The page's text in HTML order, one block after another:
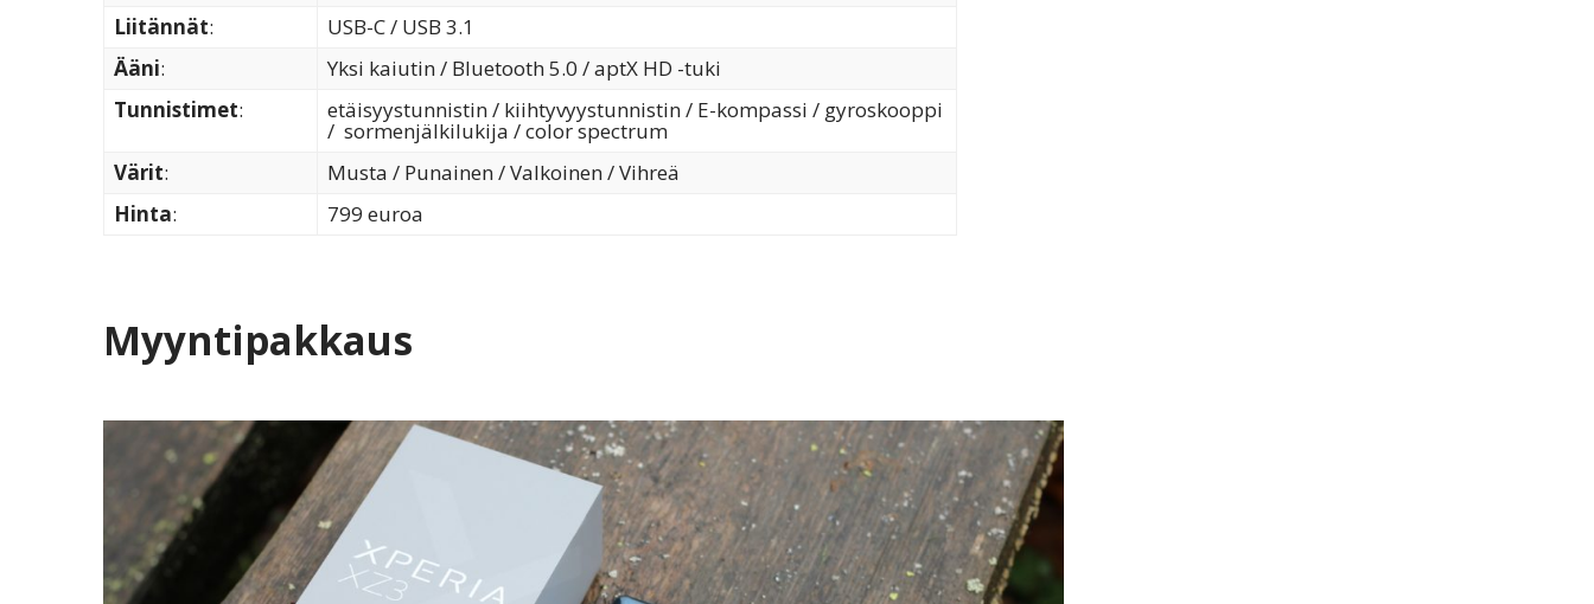
Liitännät:
USB-C / USB 3.1
Ääni:
Yksi kaiutin / Bluetooth 5.0 / aptX HD -tuki
Tunnistimet: etäisyystunnistin / kiihtyvyystunnistin / E-kompassi / gyroskooppi
/ sormenjälkilukija / color spectrum
Värit:
Musta / Punainen / Valkoinen / Vihreä
Hinta: 799 euroa
Myyntipakkaus